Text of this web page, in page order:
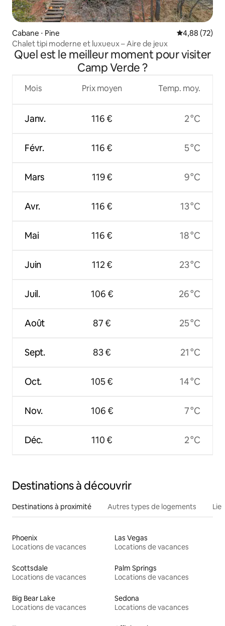
Cabane ⋅ Pine Évaluation
4,88 (72)
Chalet tipi moderne et luxueux – Aire de jeux
Quel est le meilleur moment pour visiter
Camp Verde ?
Mois
Janv.
Févr.
Mars
Avr.
Mai
Juin
Juil.
Août
Sept.
Oct.
Nov.
Déc.
Prix moyen
116 €
116 €
119 €
116 €
116 €
112 €
106 €
87 €
83 €
105 €
106 €
110 €
Temp. moy.
2 °C
5 °C
9 °C
13 °C
18 °C
23 °C
26 °C
25 °C
21 °C
14 °C
7 °C
2 °C
Destinations à découvrir
Destinations à proximité Autres types de logements
Phoenix
Locations de vacances
Las Vegas
Locations de vacances
Scottsdale
Locations de vacances
Palm Springs
Locations de vacances
Big Bear Lake
Locations de vacances
Sedona
Locations de vacances